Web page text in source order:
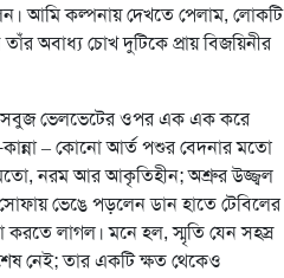
আমি কল্পনায় দেখতে পেলাম, লোকটি
অবাধ্য চোখ দুটিকে প্রায় বিজয়িনীর
সবুজ ভেলভেটের ওপর এক এক করে
কান্না – কোনো আর্ত পশুর বেদনার মতো
মতো, নরম আর আকৃতিহীন; অশ্রুর উজ্জ্বল
ভেঙে পড়লেন ডান হাতে টেবিলের
লাগল। মনে হল, স্মৃতি যেন সহস্র
নেই; তার একটি ক্ষত থেকেও